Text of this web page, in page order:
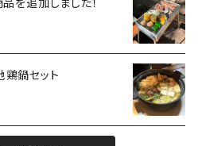
を追加しました！
鍋セット